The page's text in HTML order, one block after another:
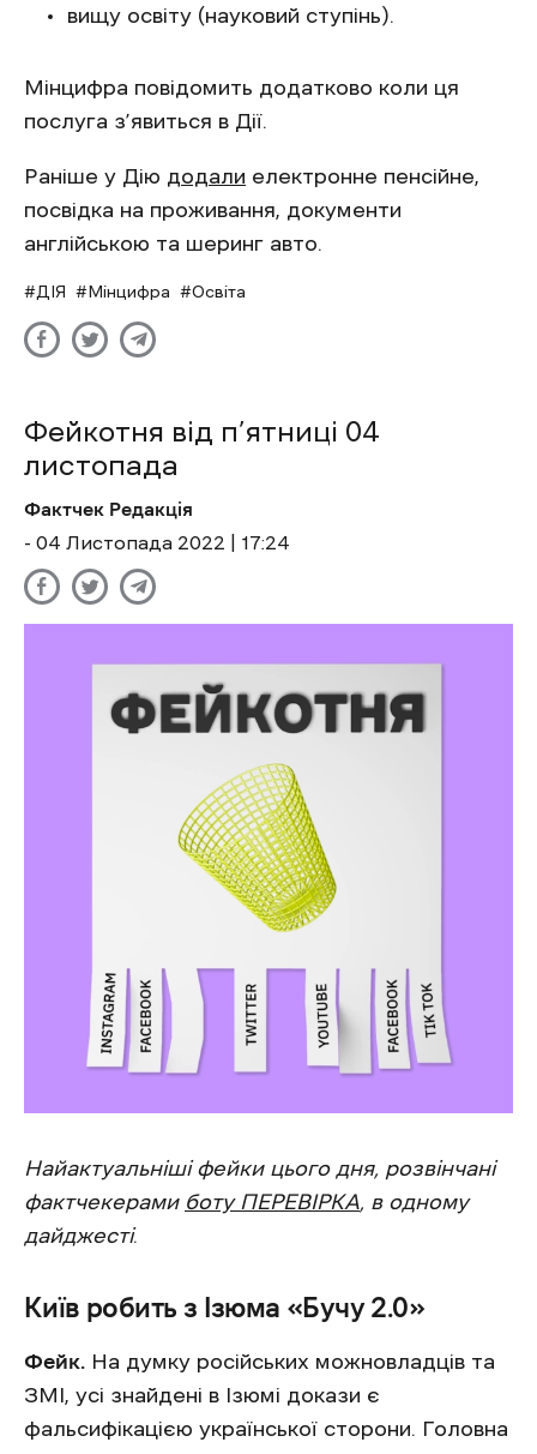
вищу освіту (науковий ступінь).
Мінцифра повідомить додатково коли ця
послуга з’явиться в Дії.
Раніше у Дію додали електронне пенсійне,
посвідка на проживання, документи
англійською та шеринг авто.
ДІЯ Мінцифра Освіта
Фейкотня від п’ятниці 04
листопада
Фактчек Редакція
- 04 Листопада 2022 | 17:24
Найактуальніші фейки цього дня, розвінчані
фактчекерами боту ПЕРЕВІРКА, в одному
дайджесті.
Київ робить з Ізюма «Бучу 2.0»
Фейк. На думку російських можновладців та
ЗМІ, усі знайдені в Ізюмі докази є
фальсифікацією української сторони. Головна